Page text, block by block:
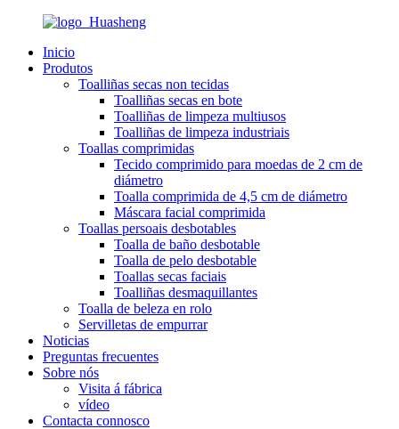
Inicio
Produtos
Toalliñas secas non tecidas
Toalliñas secas en bote
Toalliñas de limpeza multiusos
Toalliñas de limpeza industriais
Toallas comprimidas
Tecido comprimido para moedas de 2 cm de
diámetro
Toalla comprimida de 4,5 cm de diámetro
Máscara facial comprimida
Toallas persoais desbotables
Toalla de baño desbotable
Toalla de pelo desbotable
Toallas secas faciais
Toalliñas desmaquillantes
Toalla de beleza en rolo
Servilletas de empurrar
Noticias
Preguntas frecuentes
Sobre nós
Visita á fábrica
vídeo
Contacta connosco